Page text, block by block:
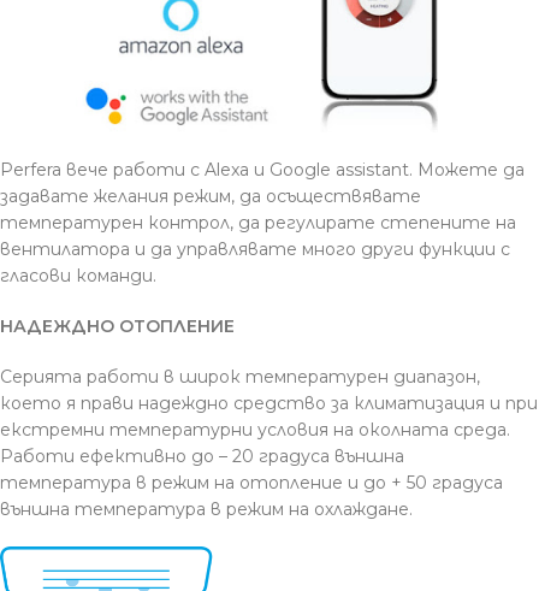
Perfera вече работи с Alexa и Google assistant. Mожете да
задавате желания режим, да осъществявате
температурен контрол, да регулирате степените на
вентилатора и да управлявате много други функции с
гласови команди.
НАДЕЖДНО ОТОПЛЕНИЕ
Серията работи в широк температурен диапазон,
което я прави надеждно средство за климатизация и при
екстремни температурни условия на околната среда.
Работи ефективно до – 20 градуса външна
температура в режим на отопление и до + 50 градуса
външна температура в режим на охлаждане.